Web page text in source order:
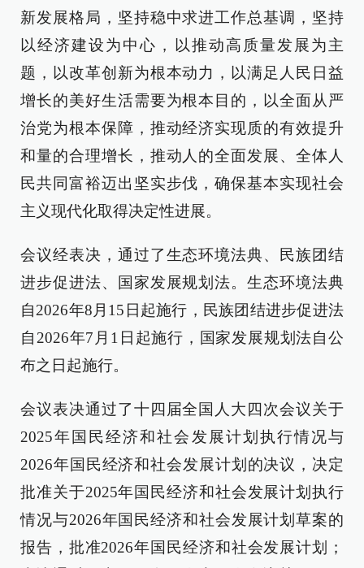
新发展格局，坚持稳中求进工作总基调，坚持
以经济建设为中心，以推动高质量发展为主
题，以改革创新为根本动力，以满足人民日益
增长的美好生活需要为根本目的，以全面从严
治党为根本保障，推动经济实现质的有效提升
和量的合理增长，推动人的全面发展、全体人
民共同富裕迈出坚实步伐，确保基本实现社会
主义现代化取得决定性进展。
会议经表决，通过了生态环境法典、民族团结
进步促进法、国家发展规划法。生态环境法典
自2026年8月15日起施行，民族团结进步促进法
自2026年7月1日起施行，国家发展规划法自公
布之日起施行。
会议表决通过了十四届全国人大四次会议关于
2025年国民经济和社会发展计划执行情况与
2026年国民经济和社会发展计划的决议，决定
批准关于2025年国民经济和社会发展计划执行
情况与2026年国民经济和社会发展计划草案的
报告，批准2026年国民经济和社会发展计划；